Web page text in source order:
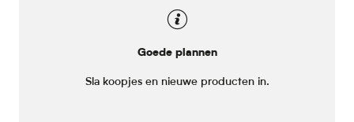
Goede plannen
Sla koopjes en nieuwe producten in.